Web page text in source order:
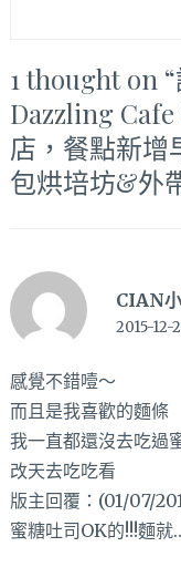
1 thought on “
Dazzling
店，餐點新增
包烘培坊&外
CIAN
2015-12-
感覺不錯噎～
而且是我喜歡的麵條
我一直都還沒去吃過
改天去吃吃看
版主回覆：(01/07/
蜜糖吐司OK的!!!麵